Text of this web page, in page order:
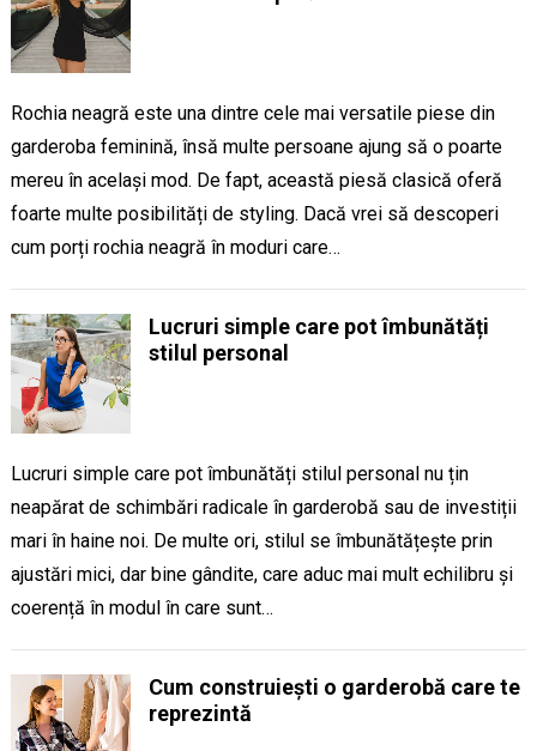
Rochia neagră este una dintre cele mai versatile piese din
garderoba feminină, însă multe persoane ajung să o poarte
mereu în același mod. De fapt, această piesă clasică oferă
foarte multe posibilități de styling. Dacă vrei să descoperi
cum porți rochia neagră în moduri care…
Lucruri simple care pot îmbunătăți
stilul personal
Lucruri simple care pot îmbunătăți stilul personal nu țin
neapărat de schimbări radicale în garderobă sau de investiții
mari în haine noi. De multe ori, stilul se îmbunătățește prin
ajustări mici, dar bine gândite, care aduc mai mult echilibru și
coerență în modul în care sunt…
Cum construiești o garderobă care te
reprezintă